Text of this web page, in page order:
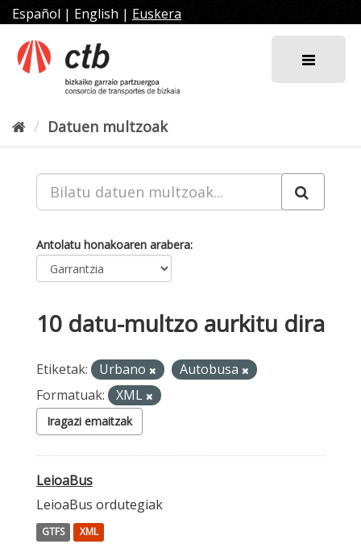
Joan
edukira
Español | English | Euskera
Datuen multzoak
Antolatu honakoaren arabera
10 datu-multzo aurkitu dira
Etiketak: Urbano
Autobusa
Formatuak:
XML
Iragazi emaitzak
LeioaBus
LeioaBus ordutegiak
GTFS XML